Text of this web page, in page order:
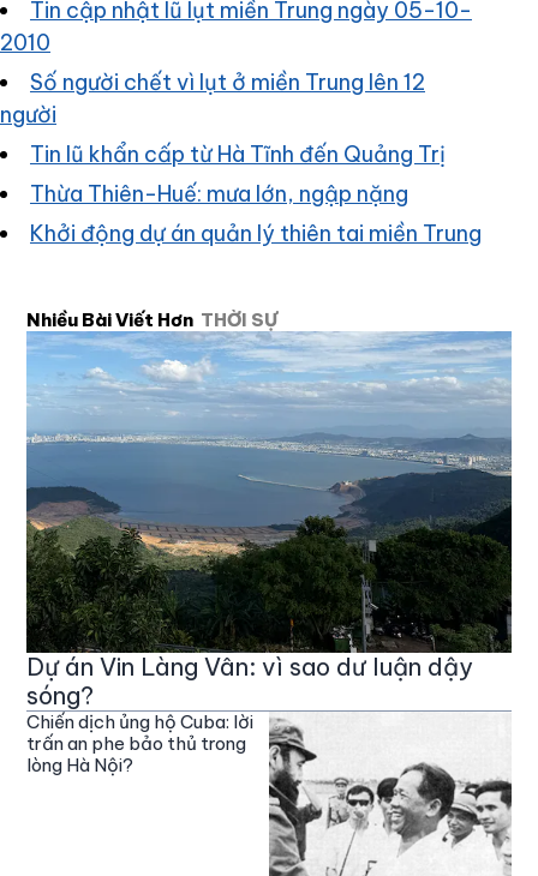
Tin cập nhật lũ lụt miền Trung ngày 05-10-
2010
Số người chết vì lụt ở miền Trung lên 12
người
Tin lũ khẩn cấp từ Hà Tĩnh đến Quảng Trị
Thừa Thiên-Huế: mưa lớn, ngập nặng
Khởi động dự án quản lý thiên tai miền Trung
Nhiều Bài Viết Hơn THỜI SỰ
Dự án Vin Làng Vân: vì sao dư luận dậy
sóng?
Chiến dịch ủng hộ Cuba: lời
trấn an phe bảo thủ trong
lòng Hà Nội?